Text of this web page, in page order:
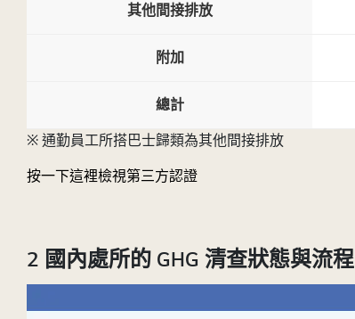
其他間接排放
附加
總計
※ 通勤員工所搭巴士歸類為其他間接排放
按一下這裡檢視第三方認證
2 國內處所的 GHG 清查狀態與流程